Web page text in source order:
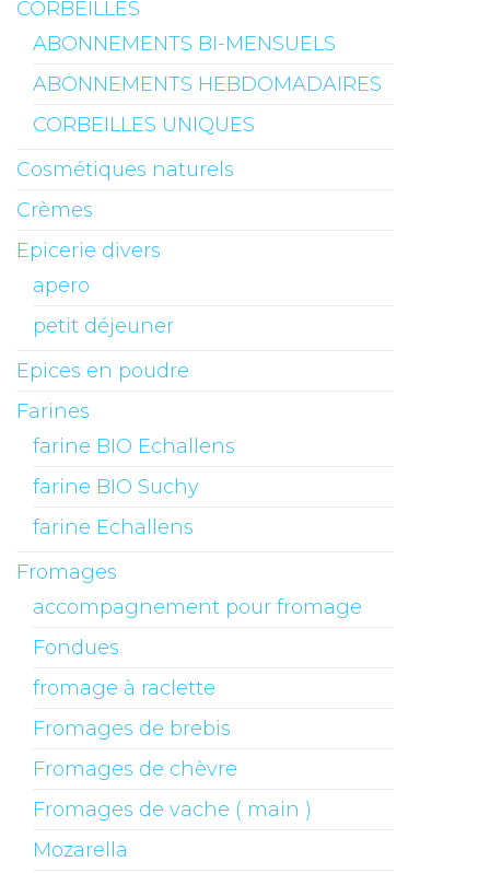
CORBEILLES
ABONNEMENTS BI-MENSUELS
ABONNEMENTS HEBDOMADAIRES
CORBEILLES UNIQUES
Cosmétiques naturels
Crèmes
Epicerie divers
apero
petit déjeuner
Epices en poudre
Farines
farine BIO Echallens
farine BIO Suchy
farine Echallens
Fromages
accompagnement pour fromage
Fondues
fromage à raclette
Fromages de brebis
Fromages de chèvre
Fromages de vache ( main )
Mozarella